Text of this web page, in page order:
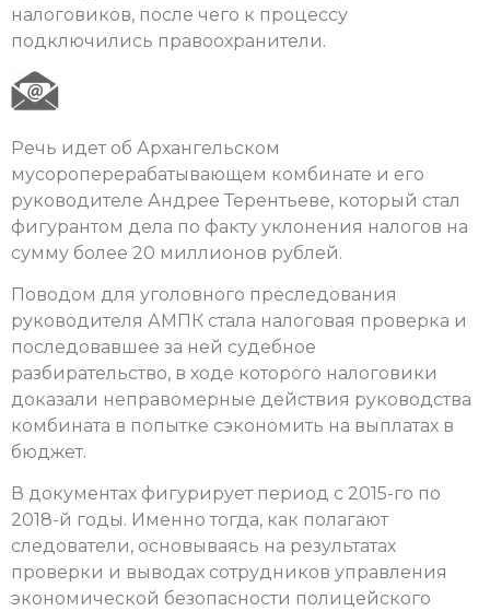
налоговиков, после чего к процессу
подключились правоохранители.
Речь идет об Архангельском
мусороперерабатывающем комбинате и его
руководителе Андрее Терентьеве, который стал
фигурантом дела по факту уклонения налогов на
сумму более 20 миллионов рублей.
Поводом для уголовного преследования
руководителя АМПК стала налоговая проверка и
последовавшее за ней судебное
разбирательство, в ходе которого налоговики
доказали неправомерные действия руководства
комбината в попытке сэкономить на выплатах в
бюджет.
В документах фигурирует период с 2015-го по
2018-й годы. Именно тогда, как полагают
следователи, основываясь на результатах
проверки и выводах сотрудников управления
экономической безопасности полицейского